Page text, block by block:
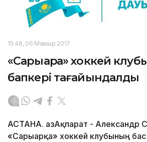
15:48, 06 Мамыр 2017
«Сарыарқа» хоккей
бапкері тағайындалды
АСТАНА. ҚазАқпарат - Александр
«Сарыарқа» хоккей клубының бас